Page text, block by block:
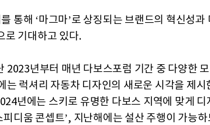
통해 ‘마그마’로 상징되는 브랜드의 혁신성과
로 기대하고 있다.
2023년부터 매년 다보스포럼 기간 중 다양한 모
는 럭셔리 자동차 디자인의 새로운 시각을 제시
년에는 스키로 유명한 다보스 지역에 맞게 디
디움 콘셉트’, 지난해에는 설산 주행이 가능